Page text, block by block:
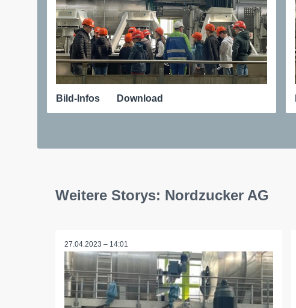
Bild-Infos Download
Weitere Storys: Nordzucker AG
27.04.2023 – 14:01